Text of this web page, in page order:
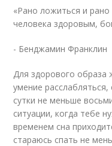
«Рано ложиться и
человека здоровым,
- Бенджамин Франклин
Для здорового образа
умение
сутки не меньше
ситуации, когда тебе
временем сна
стараюсь спать не